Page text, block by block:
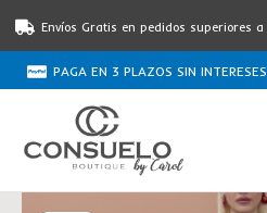
Envíos Gratis en pedidos superiores
PAGA EN 3 PLAZOS SIN